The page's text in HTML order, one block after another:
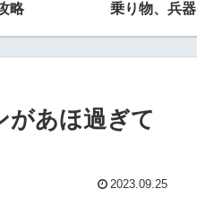
略 乗り物、兵器
があほ過ぎて
2023.09.25